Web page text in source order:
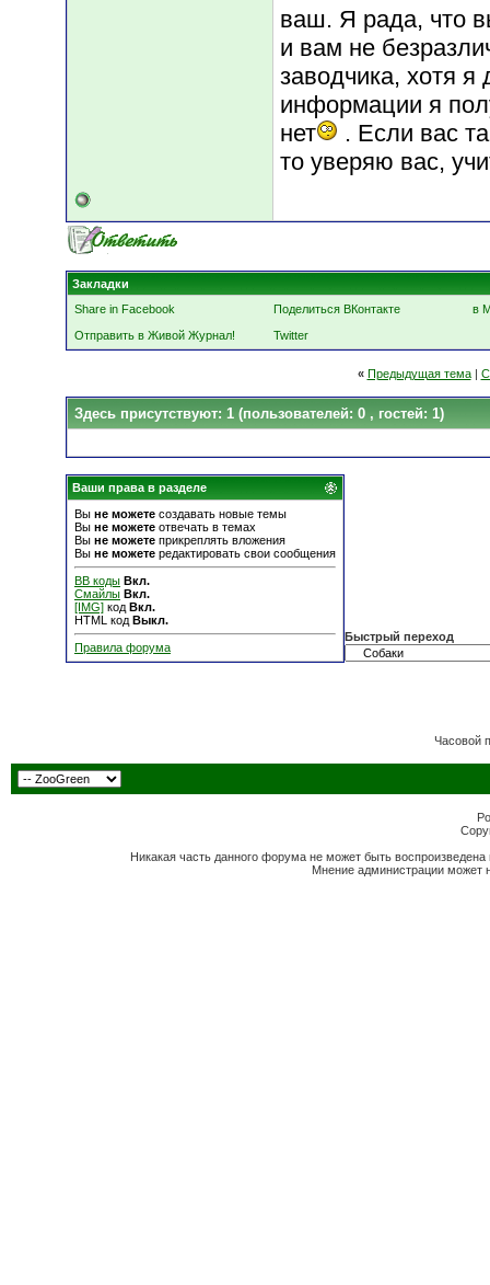
ваш. Я рада, что
и вам не
заводчика, хотя я
информации я
нет
. Если вас
то уверяю вас,
Закладки
Share in Facebook
Поделиться ВКонтакте
в
Отправить в Живой Журнал!
Twitter
« Предыдущая тема|
Здесь присутствуют: 1 (пользователей: 0 , гостей: 1)
Ваши права в разделе
Вы не можете создавать новые темы
Вы не можете отвечать в темах
Вы не можете прикреплять вложения
Вы не можете редактировать свои сообщения
BB коды Вкл.
Смайлы Вкл.
[IMG] код Вкл.
HTML код Выкл.
Правила форума
Быстрый переход
Часовой
Никакая часть данного форума не может быть
Мнение администрации может